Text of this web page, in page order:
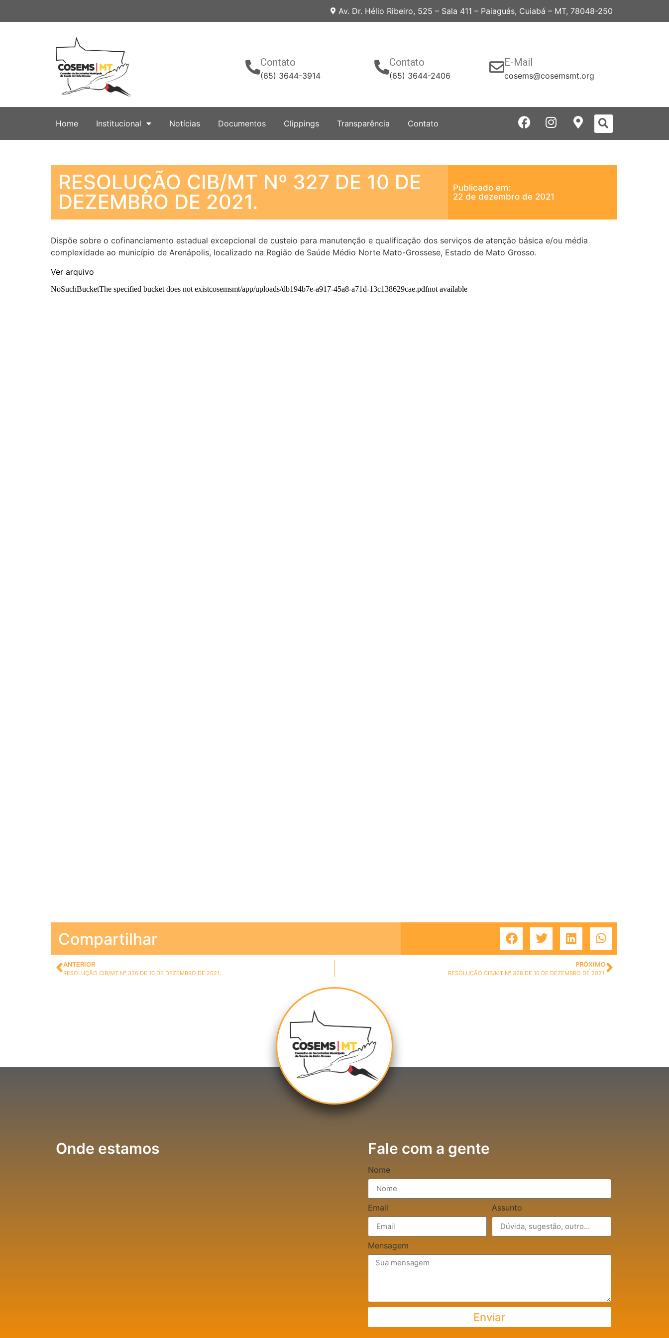
Av. Dr. Hélio Ribeiro, 525 – Sala 411 – Paiaguás, Cuiabá – MT, 78048-250
Contato
(65) 3644-3914
Contato
(65) 3644-2406
E-Mail
cosems@cosemsmt.org
Home Institucional Notícias Documentos Clippings Transparência Contato
RESOLUÇÃO CIB/MT Nº 327 DE 10 DE
DEZEMBRO DE 2021.
Publicado em:
22 de dezembro de 2021
Dispõe sobre o cofinanciamento estadual excepcional de custeio para manutenção e qualificação dos serviços de atenção básica e/ou média
complexidade ao município de Arenápolis, localizado na Região de Saúde Médio Norte Mato-Grossese, Estado de Mato Grosso.
Ver arquivo
Compartilhar
ANTERIOR
RESOLUÇÃO CIB/MT Nº 326 DE 10 DE DEZEMBRO DE 2021.
PRÓXIMO
RESOLUÇÃO CIB/MT Nº 328 DE 10 DE DEZEMBRO DE 2021.
Onde estamos Fale com a gente
Nome
Email Assunto
Mensagem
Enviar